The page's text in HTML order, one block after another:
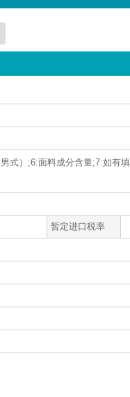
式）;6:面料成分含量;7:如有
暂定进口税率